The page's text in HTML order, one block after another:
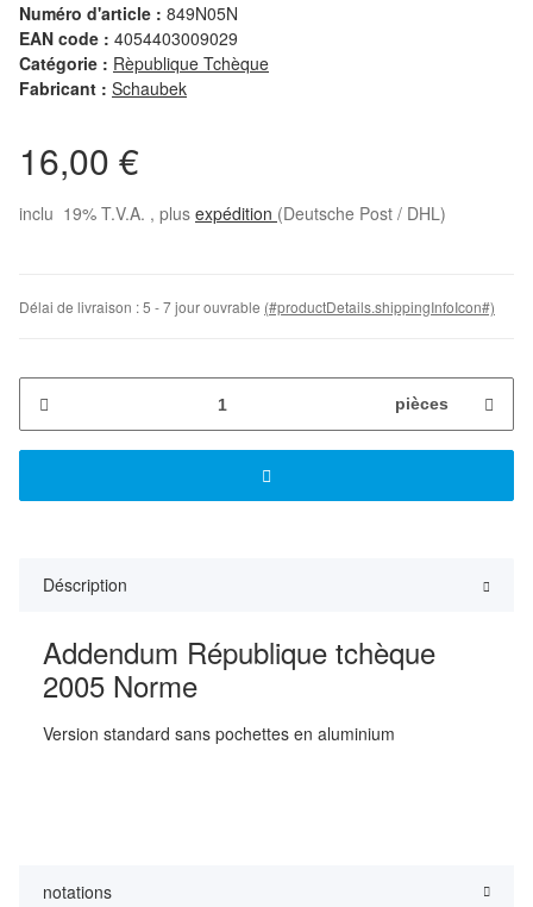
Numéro d'article : 849N05N
EAN code : 4054403009029
Catégorie : Rèpublique Tchèque
Fabricant : Schaubek
16,00 €
inclu 19% T.V.A. , plus expédition (Deutsche Post / DHL)
Délai de livraison :5 - 7 jour ouvrable (#productDetails.shippingInfoIcon#)
pièces
Déscription
Addendum République tchèque
2005 Norme
Version standard sans pochettes en aluminium
notations